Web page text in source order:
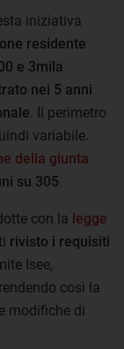
iniziativa
residente
e 3mila
nei 5 anni
. Il perimetro
variabile.
della giunta
su 305
con la legge
rivisto i requisiti
Isee,
così la
modifiche di